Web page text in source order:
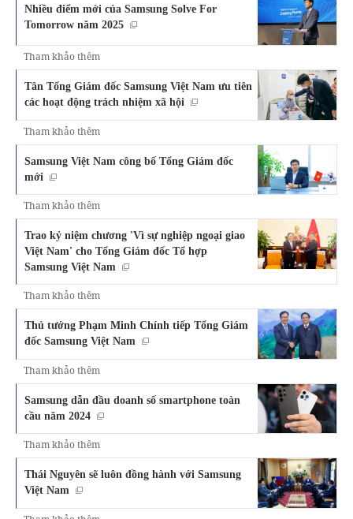
Nhiều điểm mới của Samsung Solve For
Tomorrow năm 2025
Tham khảo thêm
Tân Tổng Giám đốc Samsung Việt Nam ưu tiên
các hoạt động trách nhiệm xã hội
Tham khảo thêm
Samsung Việt Nam công bố Tổng Giám đốc
mới
Tham khảo thêm
Trao kỷ niệm chương 'Vì sự nghiệp ngoại giao
Việt Nam' cho Tổng Giám đốc Tổ hợp
Samsung Việt Nam
Tham khảo thêm
Thủ tướng Phạm Minh Chính tiếp Tổng Giám
đốc Samsung Việt Nam
Tham khảo thêm
Samsung dẫn đầu doanh số smartphone toàn
cầu năm 2024
Tham khảo thêm
Thái Nguyên sẽ luôn đồng hành với Samsung
Việt Nam